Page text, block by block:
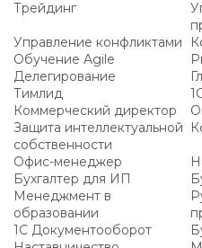
Трейдинг
Управление конфликтами
Обучение Agile
Делегирование
Тимлид
Коммерческий директор
Защита интеллектуальной
собственности
Офис-менеджер
Бухгалтер для ИП
Менеджмент в
образовании
1С Документооборот